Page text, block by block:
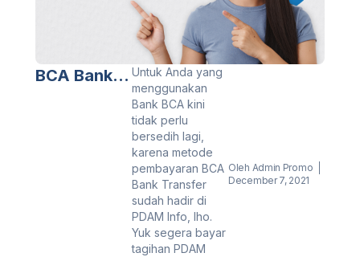
BCA Bank
Untuk Anda yang
menggunakan
Bank BCA kini
tidak perlu
bersedih lagi,
karena metode
pembayaran BCA
Bank Transfer
sudah hadir di
PDAM Info, lho.
Yuk segera bayar
tagihan PDAM
Oleh Admin Promo
December 7, 2021